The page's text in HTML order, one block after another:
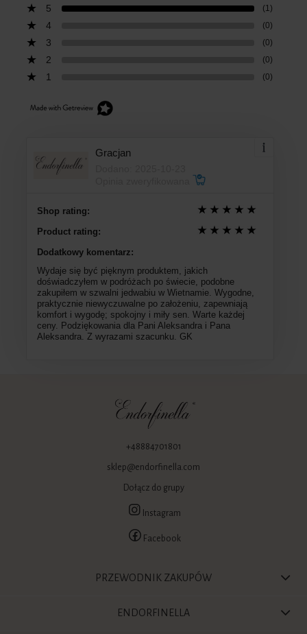
5 (1)
4 (0)
3 (0)
2 (0)
1 (0)
Gracjan
Shop rating:
Product rating:
Dodatkowy komentarz:
Wydaje się być pięknym produktem, jakich
doświadczyłem w podróżach po świecie, podobne
zakupiłem w szwalni jedwabiu w Wietnamie. Wygodne,
praktycznie niewyczuwalne po założeniu, zapewniają
komfort i wygodę; spokojny i miły sen. Warte każdej
ceny. Podziękowania dla Pani Aleksandra i Pana
Aleksandra. Z wyrazami szacunku. GK
+48884701801
sklep@endorfinella.com
Dołącz do grupy
Instagram
Facebook
PRZEWODNIK ZAKUPÓW
ENDORFINELLA